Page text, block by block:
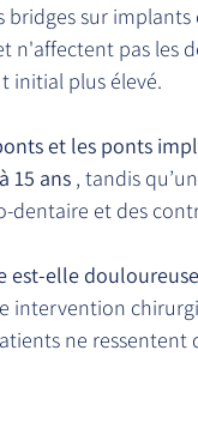
bridges sur
n'affectent pas les
initial plus élevé.
et les ponts
15 ans , tandis
dentaire et des
est-elle
intervention
ne ressentent